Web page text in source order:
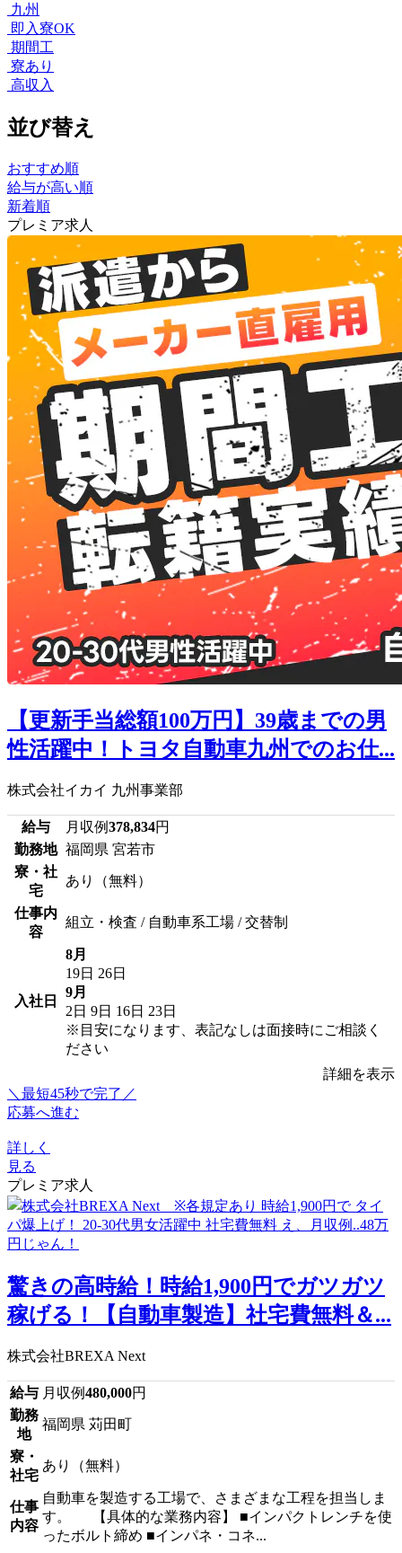
九州
即入寮OK
期間工
寮あり
高収入
並び替え
おすすめ順
給与が高い順
新着順
プレミア求人
【更新手当総額100万円】39歳までの男
性活躍中！トヨタ自動車九州でのお仕...
株式会社イカイ 九州事業部
給与 月収例378,834円
勤務地 福岡県 宮若市
寮・社
宅
あり（無料）
仕事内
容
組立・検査 / 自動車系工場 / 交替制
入社日
8月
19日 26日
9月
2日 9日 16日 23日
※目安になります、表記なしは面接時にご相談く
ださい
詳細を表示
＼最短45秒で完了／
応募へ進む
詳しく
見る
プレミア求人
驚きの高時給！時給1,900円でガツガツ
稼げる！【自動車製造】社宅費無料＆...
株式会社BREXA Next
給与 月収例480,000円
勤務
地
福岡県 苅田町
寮・
社宅
あり（無料）
仕事
内容
自動車を製造する工場で、さまざまな工程を担当しま
す。 【具体的な業務内容】 ■インパクトレンチを使
ったボルト締め ■インパネ・コネ...